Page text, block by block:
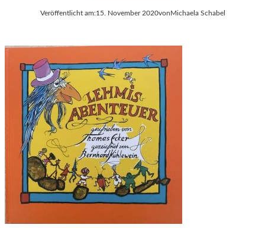
Veröffentlicht am:15. November 2020von Michaela Schabel